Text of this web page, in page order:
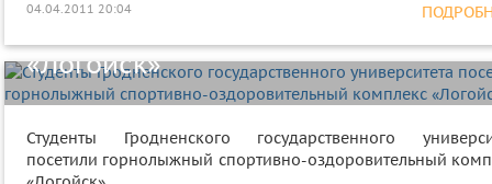
04.04.2011 20:04
«Логойск»
Студенты Гродненского государственного
посетили горнолыжный спортивно-оздоровительный